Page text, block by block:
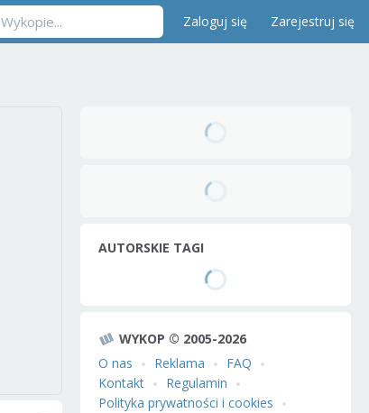
Zaloguj się Zarejestruj się
AUTORSKIE TAGI
WYKOP © 2005-2026
O nas
Reklama
FAQ
Kontakt
Regulamin
Polityka prywatności i cookies